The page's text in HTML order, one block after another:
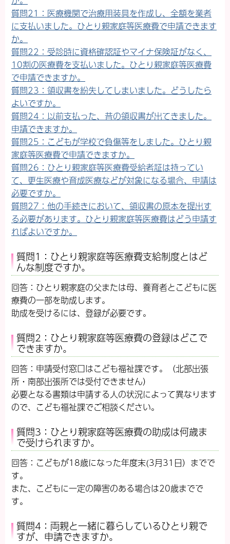
質問21：医療機関で治療用装具を作成し、全額を業者
に支払いました。ひとり親家庭等医療費で申請できます
か。
質問22：受診時に資格確認証やマイナ保険証がなく、
10割の医療費を支払いました。ひとり親家庭等医療費
で申請できますか。
質問23：領収書を紛失してしまいました。どうしたら
よいですか。
質問24：以前支払った、昔の領収書が出てきました。
申請できますか。
質問25：こどもが学校で負傷等をしました。ひとり親
家庭等医療費で申請できますか。
質問26：ひとり親家庭等医療費受給者証は持ってい
て、更生医療や育成医療などが対象になる場合、申請は
必要ですか。
質問27：他の手続きにおいて、領収書の原本を提出す
る必要があります。ひとり親家庭等医療費はどう申請す
ればよいですか。
質問1：ひとり親家庭等医療費支給制度とはど
んな制度ですか。
回答：ひとり親家庭の父または母、養育者とこどもに医
療費の一部を助成します。
助成を受けるには、登録が必要です。
質問2：ひとり親家庭等医療費の登録はどこで
できますか。
回答：申請受付窓口はこども福祉課です。（北部出張
所・南部出張所では受付できません）
必要となる書類は申請する人の状況によって異なります
ので、こども福祉課でご相談ください。
質問3：ひとり親家庭等医療費の助成は何歳ま
で受けられますか。
回答：こどもが18歳になった年度末(3月31日）までで
す。
また、こどもに一定の障害のある場合は20歳までで
す。
質問4：両親と一緒に暮らしているひとり親で
すが、申請できますか。